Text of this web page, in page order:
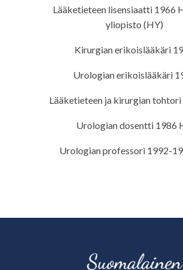
Lääketieteen lisensiaatti 1966
yliopisto (HY)
Kirurgian erikoislääkäri
Urologian erikoislääkäri
Lääketieteen ja kirurgian
Urologian dosentti 1986
Urologian professori 1992-